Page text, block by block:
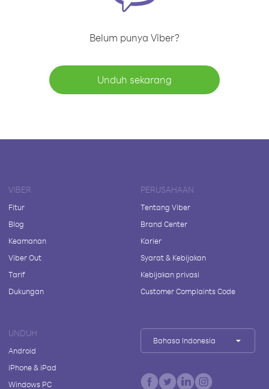
Belum punya Viber?
Unduh sekarang
VIBER
Fitur
Blog
Keamanan
Viber Out
Tarif
Dukungan
PERUSAHAAN
Tentang Viber
Brand Center
Karier
Syarat & Kebijakan
Kebijakan privasi
Customer Complaints Code
UNDUH
Android
iPhone & iPad
Windows PC
Bahasa Indonesia